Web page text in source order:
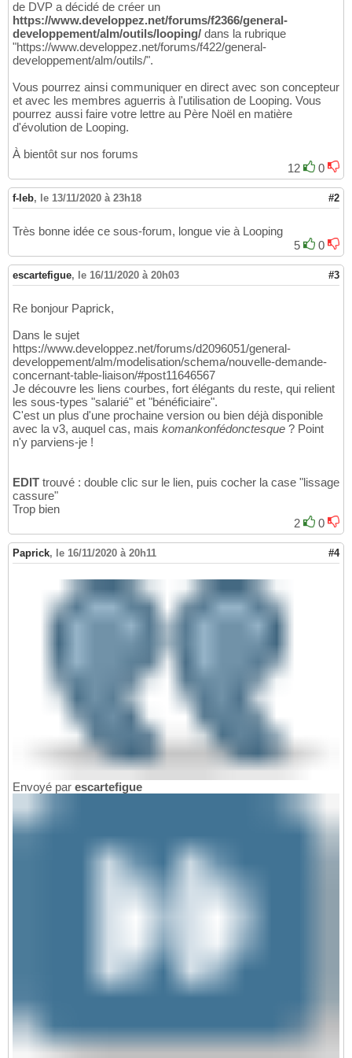
de DVP a décidé de créer un
https://www.developpez.net/forums/f2366/general-
developpement/alm/outils/looping/ dans la rubrique
"https://www.developpez.net/forums/f422/general-
developpement/alm/outils/".
Vous pourrez ainsi communiquer en direct avec son concepteur
et avec les membres aguerris à l'utilisation de Looping. Vous
pourrez aussi faire votre lettre au Père Noël en matière
d'évolution de Looping.
À bientôt sur nos forums
12
0
f-leb, le 13/11/2020 à 23h18 #2
Très bonne idée ce sous-forum, longue vie à Looping
5
0
escartefigue, le 16/11/2020 à 20h03 #3
Re bonjour Paprick,
Dans le sujet
https://www.developpez.net/forums/d2096051/general-
developpement/alm/modelisation/schema/nouvelle-demande-
concernant-table-liaison/#post11646567
Je découvre les liens courbes, fort élégants du reste, qui relient
les sous-types "salarié" et "bénéficiaire".
C'est un plus d'une prochaine version ou bien déjà disponible
avec la v3, auquel cas, mais komankonfédonctesque ? Point
n'y parviens-je !
EDIT trouvé : double clic sur le lien, puis cocher la case "lissage
cassure"
Trop bien
2
0
Paprick, le 16/11/2020 à 20h11 #4
Envoyé par escartefigue